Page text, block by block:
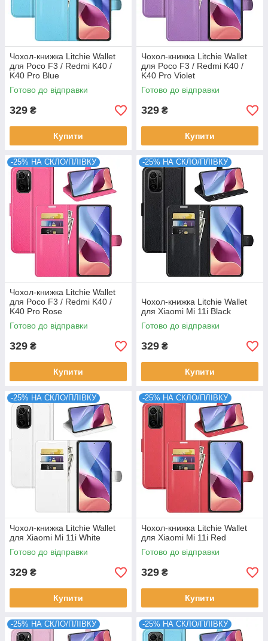
Чохол-книжка Litchie Wallet
для Poco F3 / Redmi K40 /
K40 Pro Blue
Готово до відправки
329 ₴
Купити
Чохол-книжка Litchie Wallet
для Poco F3 / Redmi K40 /
K40 Pro Violet
Готово до відправки
329 ₴
Купити
-25% НА СКЛО/ПЛІВКУ
Чохол-книжка Litchie Wallet
для Poco F3 / Redmi K40 /
K40 Pro Rose
Готово до відправки
329 ₴
Купити
-25% НА СКЛО/ПЛІВКУ
Чохол-книжка Litchie Wallet
для Xiaomi Mi 11i Black
Готово до відправки
329 ₴
Купити
-25% НА СКЛО/ПЛІВКУ
Чохол-книжка Litchie Wallet
для Xiaomi Mi 11i White
Готово до відправки
329 ₴
Купити
-25% НА СКЛО/ПЛІВКУ
Чохол-книжка Litchie Wallet
для Xiaomi Mi 11i Red
Готово до відправки
329 ₴
Купити
-25% НА СКЛО/ПЛІВКУ -25% НА СКЛО/ПЛІВКУ